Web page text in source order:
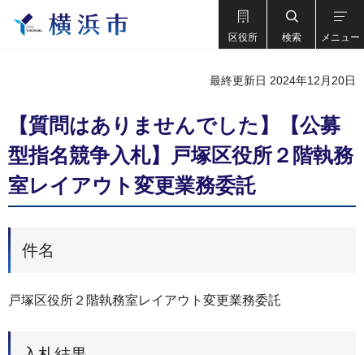
区役所 検索 メニュー
最終更新日 2024年12月20日
【質問はありませんでした】【公募
型指名競争入札】戸塚区役所２階執務
室レイアウト変更業務委託
件名
戸塚区役所２階執務室レイアウト変更業務委託